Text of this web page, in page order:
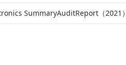
SummaryAuditReport（2021）